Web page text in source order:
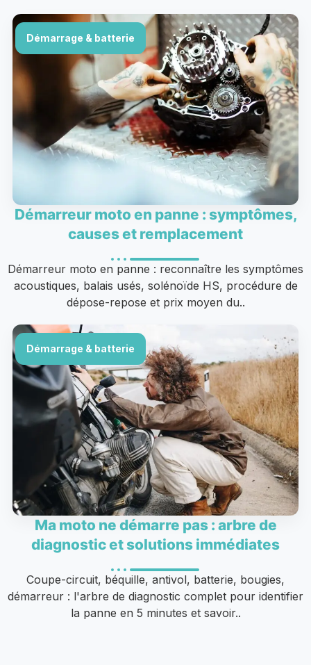
Démarrage & batterie
Démarreur moto en panne : symptômes,
causes et remplacement
Démarreur moto en panne : reconnaître les symptômes
acoustiques, balais usés, solénoïde HS, procédure de
dépose-repose et prix moyen du..
Démarrage & batterie
Ma moto ne démarre pas : arbre de
diagnostic et solutions immédiates
Coupe-circuit, béquille, antivol, batterie, bougies,
démarreur : l'arbre de diagnostic complet pour identifier
la panne en 5 minutes et savoir..